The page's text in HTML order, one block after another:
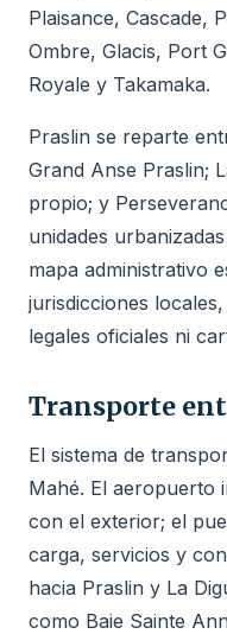
Plaisance, Cascade,
Ombre, Glacis, Port
Royale y Takamaka.
Praslin se reparte
Grand Anse Praslin;
propio; y
unidades
mapa administrativo
jurisdicciones
legales oficiales ni
Transporte
El sistema de
Mahé. El aeropuerto
con el exterior; el
carga, servicios y
hacia Praslin y La
como Baie Sainte